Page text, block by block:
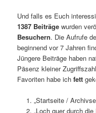
Und falls es Euch
1387 Beiträge wurden
Besuchern. Die Aufrufe
beginnend vor 7 Jahren
Jüngere Beiträge haben
Päsenz kleiner
Favoriten habe ichfett
„Startseite /
„Loch quer durch